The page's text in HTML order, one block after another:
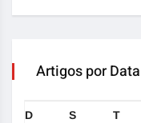
Artigos por Data
D S T